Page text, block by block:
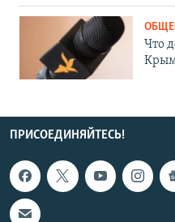
Что
ПРИСОЕДИНЯЙТЕСЬ!